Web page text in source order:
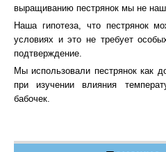
выращиванию пестрянок мы не
Наша гипотеза, что пестрянок
условиях и это не требует
подтверждение.
Мы использовали пестрянок как
при изучении влияния
бабочек.